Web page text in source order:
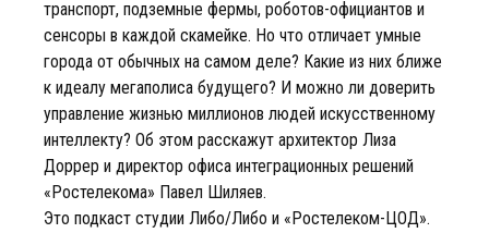
транспорт, подземные фермы, роботов-официантов и
сенсоры в каждой скамейке. Но что отличает умные
города от обычных на самом деле? Какие из них ближе
к идеалу мегаполиса будущего? И можно ли доверить
управление жизнью миллионов людей искусственному
интеллекту? Об этом расскажут архитектор Лиза
Доррер и директор офиса интеграционных решений
«Ростелекома» Павел Шиляев.
Это подкаст студии Либо/Либо и «Ростелеком-ЦОД».